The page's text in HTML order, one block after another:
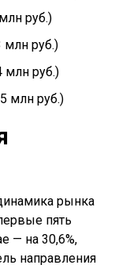
руб.)
млн руб.)
млн руб.)
млн руб.)
рынка
пять
— на 30,6%,
направления